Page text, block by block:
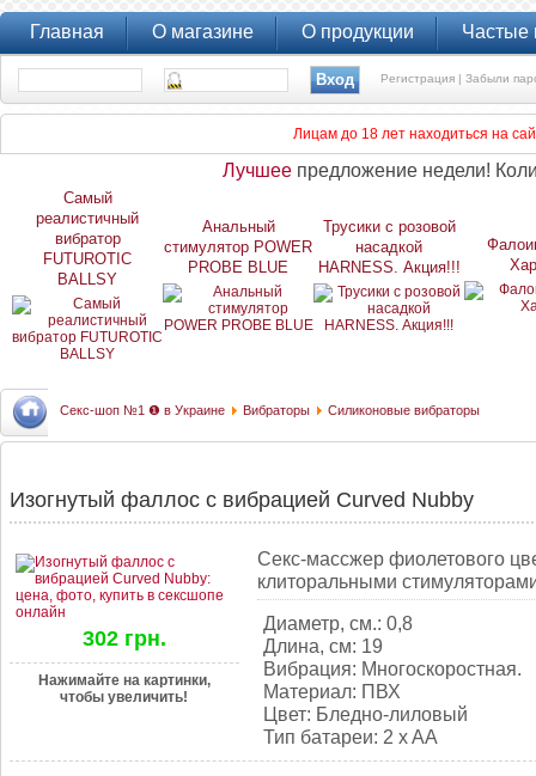
Главная О магазине О продукции Частые
Регистрация |Забыли
Лицам до 18 лет находиться на
Лучшее предложение недели!
Самый
реалистичный
вибратор
FUTUROTIC
BALLSY
Анальный
стимулятор POWER
PROBE BLUE
Трусики с розовой
насадкой
HARNESS. Акция!!!
Секс-шоп №1 ❶ в Украине Вибраторы Силиконовые вибраторы
Изогнутый фаллос с вибрацией Curved Nubby
302 грн.
Нажимайте на картинки,
чтобы увеличить!
Секс-массжер фиолетового
клиторальными
Диаметр, см.: 0,8
Длина, см: 19
Вибрация: Многоскоростная.
Материал: ПВХ
Цвет: Бледно-лиловый
Тип батареи: 2 x AA